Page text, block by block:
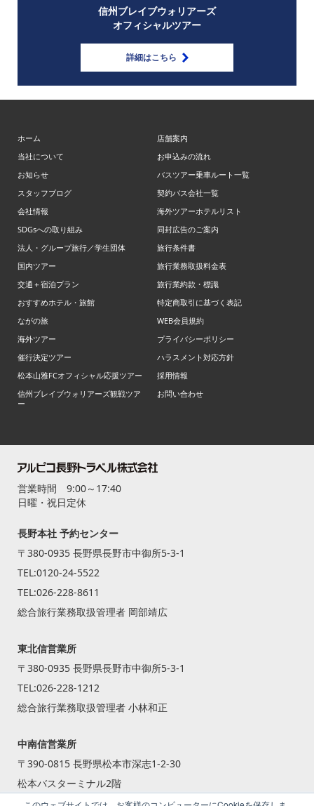
信州ブレイブウォリアーズ
オフィシャルツアー
詳細はこちら
ホーム
当社について
お知らせ
スタッフブログ
会社情報
SDGsへの取り組み
法人・グループ旅行／学生団体
国内ツアー
交通＋宿泊プラン
おすすめホテル・旅館
ながの旅
海外ツアー
催行決定ツアー
松本山雅FCオフィシャル応援ツアー
信州ブレイブウォリアーズ観戦ツア
ー
店舗案内
お申込みの流れ
バスツアー乗車ルート一覧
契約バス会社一覧
海外ツアーホテルリスト
同封広告のご案内
旅行条件書
旅行業務取扱料金表
旅行業約款・標識
特定商取引に基づく表記
WEB会員規約
プライバシーポリシー
ハラスメント対応方針
採用情報
お問い合わせ
営業時間 9:00～17:40
日曜・祝日定休
長野本社 予約センター
〒380-0935 長野県長野市中御所5-3-1
TEL:0120-24-5522
TEL:026-228-8611
総合旅行業務取扱管理者 岡部靖広
東北信営業所
〒380-0935 長野県長野市中御所5-3-1
TEL:026-228-1212
総合旅行業務取扱管理者 小林和正
中南信営業所
〒390-0815 長野県松本市深志1-2-30
松本バスターミナル2階
TEL:0263-87-2240